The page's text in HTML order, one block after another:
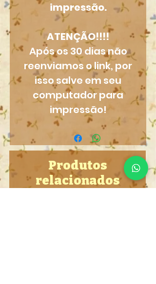
impressão.
ATENÇÃO!!!!
Após os 30 dias não
reenviamos o link, por
isso salve em seu
computador para
impressão!
Produtos
relacionados